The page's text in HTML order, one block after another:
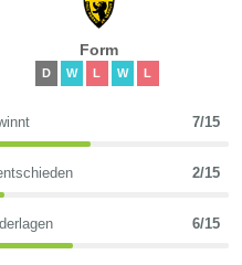
Form
D W L W L
7/15
2/15
6/15